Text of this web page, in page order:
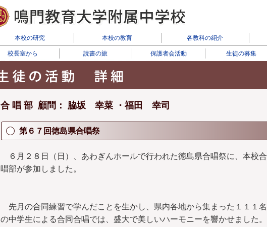
本校の研究 本校の教育 各教科の紹介
校長室から 読書の旅 保護者会活動 生徒の募集
合 唱 部 顧問： 脇坂 幸菜 ・福田 幸司
第６７回徳島県合唱祭
６月２８日（日）、あわぎんホールで行われた徳島県合唱祭に、本校合
唱部が参加しました。
先月の合同練習で学んだことを生かし、県内各地から集まった１１１名
の中学生による合同合唱では、盛大で美しいハーモニーを響かせました。